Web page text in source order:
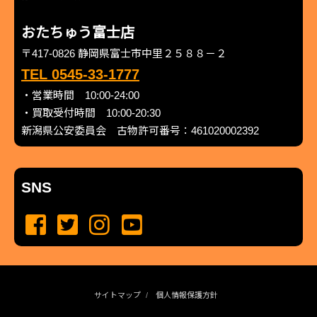
おたちゅう富士店
〒417-0826 静岡県富士市中里２５８８－２
TEL 0545-33-1777
・営業時間 10:00-24:00
・買取受付時間 10:00-20:30
新潟県公安委員会 古物許可番号：461020002392
SNS
サイトマップ 個人情報保護方針